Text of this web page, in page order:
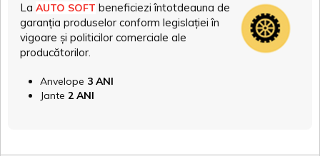
La AUTO SOFT beneficiezi întotdeauna de
garanția produselor conform legislației în
vigoare și politicilor comerciale ale
producătorilor.
Anvelope 3 ANI
Jante 2 ANI